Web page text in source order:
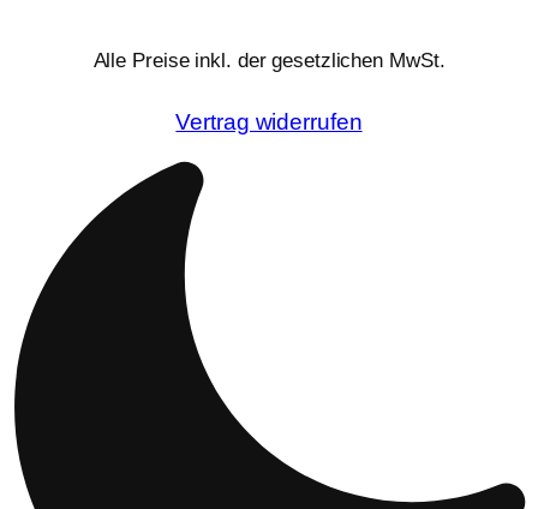
Alle Preise inkl. der gesetzlichen MwSt.
Vertrag widerrufen